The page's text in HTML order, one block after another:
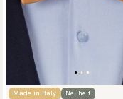
Made in Italy Neuheit